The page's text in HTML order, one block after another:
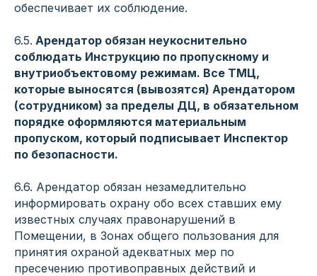
обеспечивает их соблюдение.
6.5. Арендатор обязан неукоснительно
соблюдать Инструкцию по пропускному и
внутриобъектовому режимам. Все ТМЦ,
которые выносятся (вывозятся) Арендатором
(сотрудником) за пределы ДЦ, в обязательном
порядке оформляются материальным
пропуском, который подписывает Инспектор
по безопасности.
6.6. Арендатор обязан незамедлительно
информировать охрану обо всех ставших ему
известных случаях правонарушений в
Помещении, в Зонах общего пользования для
принятия охраной адекватных мер по
пресечению противоправных действий и